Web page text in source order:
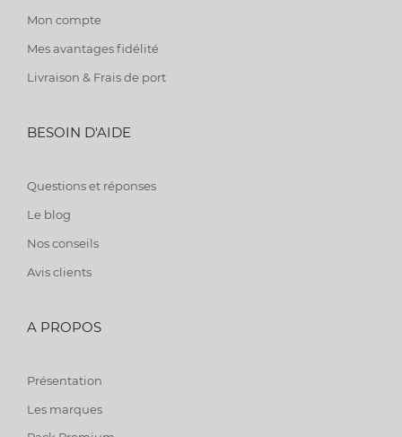
Mon compte
Mes avantages fidélité
Livraison & Frais de port
BESOIN D'AIDE
Questions et réponses
Le blog
Nos conseils
Avis clients
A PROPOS
Présentation
Les marques